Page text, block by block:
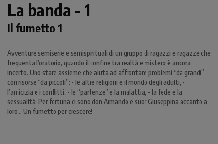
La banda - 1
Il fumetto 1
Avventure semiserie e semispirituali di un gruppo di ragazzi e ragazze che
frequenta l’oratorio, quando il confine tra realtà e mistero è ancora
incerto. Uno stare assieme che aiuta ad affrontare problemi “da grandi”
con risorse “da piccoli”: - le altre religioni e il mondo degli adulti, -
l’amicizia e i conflitti, - le “partenze” e la malattia, - la fede e la
sessualità. Per fortuna ci sono don Armando e suor Giuseppina accanto a
loro… Un fumetto per crescere!